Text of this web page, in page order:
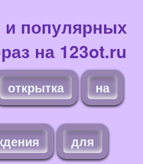
и популярных
на 123ot.ru
открытка на
для